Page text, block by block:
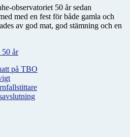
observatoriet 50 år sedan
med en fest för både gamla och
av god mat, god stämning och en
50 år
på TBO